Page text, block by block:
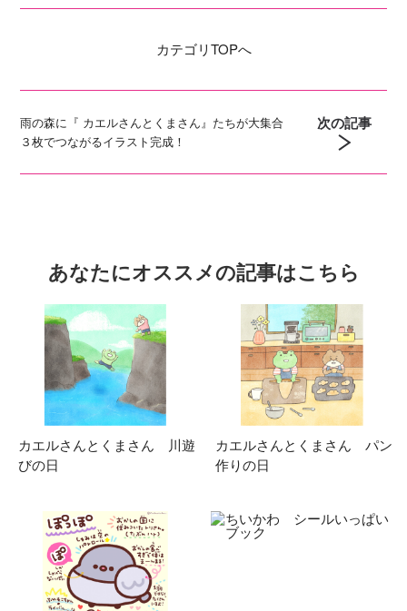
カテゴリTOPへ
雨の森に『 カエルさんとくまさん』たちが大集合
３枚でつながるイラスト完成！
次の記事
あなたにオススメの記事はこちら
カエルさんとくまさん 川遊
びの日
カエルさんとくまさん パン
作りの日